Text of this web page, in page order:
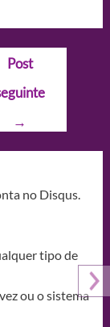
Post
→
no Disqus.
tipo de
ou o sistema